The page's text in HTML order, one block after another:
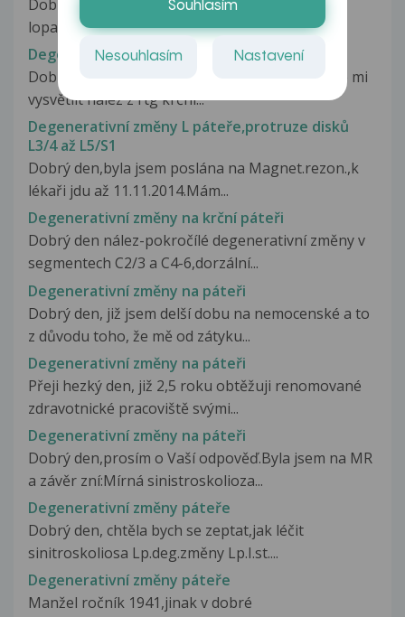
Dobrý den, v létě jsem začala trpět bolestí levé
lopatky, úporným nočním pocením...
Degenerativní změny krční páteře
Dobrý večer, pane doktore, prosím, mohl byste mi
vysvětlit nález z rtg krční...
Degenerativní změny L páteře,protruze disků
L3/4 až L5/S1
Dobrý den,byla jsem poslána na Magnet.rezon.,k
lékaři jdu až 11.11.2014.Mám...
Degenerativní změny na krční páteři
Dobrý den nález-pokročílé degenerativní změny v
segmentech C2/3 a C4-6,dorzální...
Degenerativní změny na páteři
Dobrý den, již jsem delší dobu na nemocenské a to
z důvodu toho, že mě od zátyku...
Degenerativní změny na páteři
Přeji hezký den, již 2,5 roku obtěžuji renomované
zdravotnické pracoviště svými...
Degenerativní změny na páteři
Dobrý den,prosím o Vaší odpověď.Byla jsem na MR
a závěr zní:Mírná sinistroskolioza...
Degenerativní změny páteře
Dobrý den, chtěla bych se zeptat,jak léčit
sinitroskoliosa Lp.deg.změny Lp.I.st....
Degenerativní změny páteře
Manžel ročník 1941,jinak v dobré
Souhlasím
Nesouhlasím Nastavení